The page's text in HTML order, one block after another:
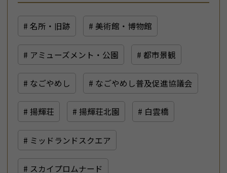
# 名所・旧跡 # 美術館・博物館
# アミューズメント・公園 # 都市景観
# なごやめし # なごやめし普及促進協議会
# 揚輝荘 # 揚輝荘北園 # 白雲橋
# ミッドランドスクエア
# スカイプロムナード